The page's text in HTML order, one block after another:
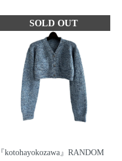
『kotohayokozawa』RANDOM